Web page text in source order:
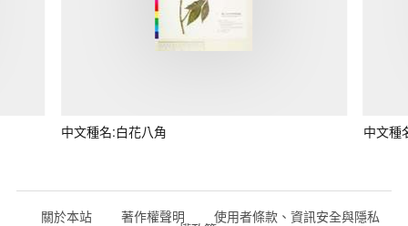
中文種名:白花八角 中文種
關於本站 著作權聲明 使用者條款、資訊安全與隱私